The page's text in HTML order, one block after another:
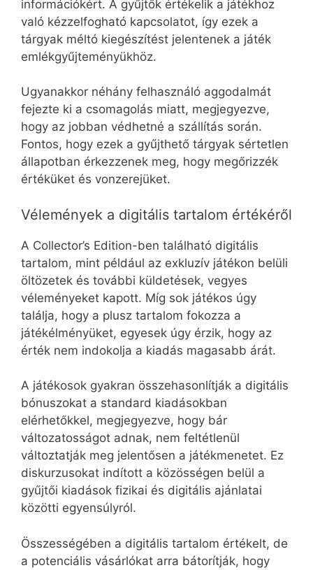
információkért. A gyűjtők értékelik a játékhoz
való kézzelfogható kapcsolatot, így ezek a
tárgyak méltó kiegészítést jelentenek a játék
emlékgyűjteményükhöz.
Ugyanakkor néhány felhasználó aggodalmát
fejezte ki a csomagolás miatt, megjegyezve,
hogy az jobban védhetné a szállítás során.
Fontos, hogy ezek a gyűjthető tárgyak sértetlen
állapotban érkezzenek meg, hogy megőrizzék
értéküket és vonzerejüket.
Vélemények a digitális tartalom értékéről
A Collector’s Edition-ben található digitális
tartalom, mint például az exkluzív játékon belüli
öltözetek és további küldetések, vegyes
véleményeket kapott. Míg sok játékos úgy
találja, hogy a plusz tartalom fokozza a
játékélményüket, egyesek úgy érzik, hogy az
érték nem indokolja a kiadás magasabb árát.
A játékosok gyakran összehasonlítják a digitális
bónuszokat a standard kiadásokban
elérhetőkkel, megjegyezve, hogy bár
változatosságot adnak, nem feltétlenül
változtatják meg jelentősen a játékmenetet. Ez
diskurzusokat indított a közösségen belül a
gyűjtői kiadások fizikai és digitális ajánlatai
közötti egyensúlyról.
Összességében a digitális tartalom értékelt, de
a potenciális vásárlókat arra bátorítják, hogy